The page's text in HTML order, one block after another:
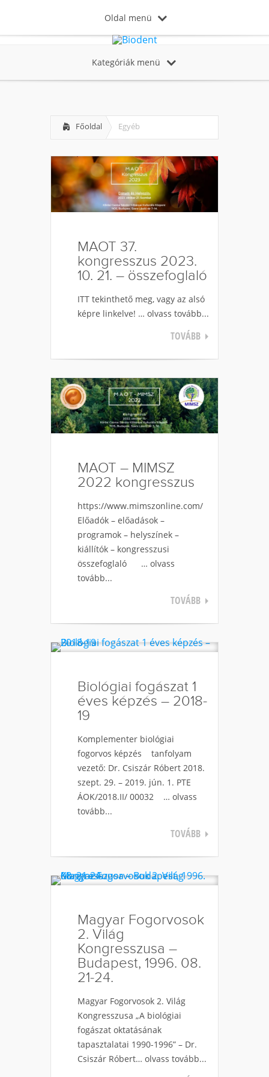
Oldal menü
Kategóriák menü
Főoldal Egyéb
MAOT 37.
kongresszus 2023.
10. 21. – összefoglaló
ITT tekinthető meg, vagy az alsó
képre linkelve! … olvass tovább...
TOVÁBB
MAOT – MIMSZ
2022 kongresszus
https://www.mimszonline.com/
Előadók – előadások –
programok – helyszínek –
kiállítók – kongresszusi
összefoglaló … olvass
tovább...
TOVÁBB
Biológiai fogászat 1
éves képzés – 2018-
19
Komplementer biológiai
fogorvos képzés tanfolyam
vezető: Dr. Csiszár Róbert 2018.
szept. 29. – 2019. jún. 1. PTE
ÁOK/2018.II/ 00032 … olvass
tovább...
TOVÁBB
Magyar Fogorvosok
2. Világ
Kongresszusa –
Budapest, 1996. 08.
21-24.
Magyar Fogorvosok 2. Világ
Kongresszusa „A biológiai
fogászat oktatásának
tapasztalatai 1990-1996” – Dr.
Csiszár Róbert… olvass tovább...